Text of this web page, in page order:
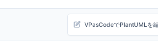
VPasCodeでPlantUMLを